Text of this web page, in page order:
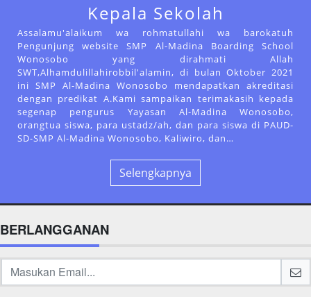
Kepala Sekolah
Assalamu'alaikum wa rohmatullahi wa barokatuh
Pengunjung website SMP Al-Madina Boarding School
Wonosobo yang dirahmati Allah
SWT,Alhamdulillahirobbil'alamin, di bulan Oktober 2021
ini SMP Al-Madina Wonosobo mendapatkan akreditasi
dengan predikat A.Kami sampaikan terimakasih kepada
segenap pengurus Yayasan Al-Madina Wonosobo,
orangtua siswa, para ustadz/ah, dan para siswa di PAUD-
SD-SMP Al-Madina Wonosobo, Kaliwiro, dan…
Selengkapnya
BERLANGGANAN